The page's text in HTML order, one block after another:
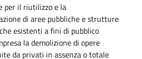
per il riutilizzo e la
di aree pubbliche e strutture
esistenti a fini di pubblico
la demolizione di opere
da privati in assenza o totale